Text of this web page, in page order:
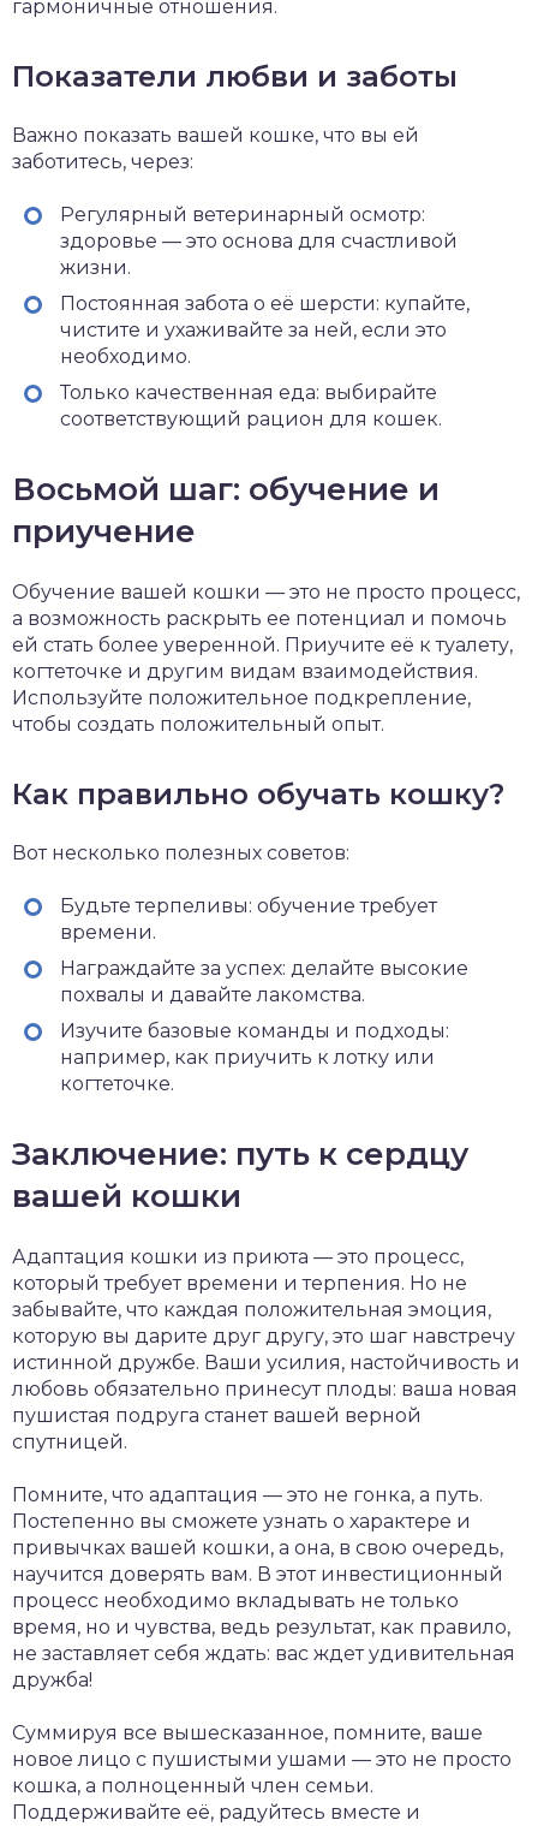
гармоничные отношения.
Показатели любви и заботы
Важно показать вашей кошке, что вы ей
заботитесь, через:
Регулярный ветеринарный осмотр:
здоровье — это основа для счастливой
жизни.
Постоянная забота о её шерсти: купайте,
чистите и ухаживайте за ней, если это
необходимо.
Только качественная еда: выбирайте
соответствующий рацион для кошек.
Восьмой шаг: обучение и
приучение
Обучение вашей кошки — это не просто процесс,
а возможность раскрыть ее потенциал и помочь
ей стать более уверенной. Приучите её к туалету,
когтеточке и другим видам взаимодействия.
Используйте положительное подкрепление,
чтобы создать положительный опыт.
Как правильно обучать кошку?
Вот несколько полезных советов:
Будьте терпеливы: обучение требует
времени.
Награждайте за успех: делайте высокие
похвалы и давайте лакомства.
Изучите базовые команды и подходы:
например, как приучить к лотку или
когтеточке.
Заключение: путь к сердцу
вашей кошки
Адаптация кошки из приюта — это процесс,
который требует времени и терпения. Но не
забывайте, что каждая положительная эмоция,
которую вы дарите друг другу, это шаг навстречу
истинной дружбе. Ваши усилия, настойчивость и
любовь обязательно принесут плоды: ваша новая
пушистая подруга станет вашей верной
спутницей.
Помните, что адаптация — это не гонка, а путь.
Постепенно вы сможете узнать о характере и
привычках вашей кошки, а она, в свою очередь,
научится доверять вам. В этот инвестиционный
процесс необходимо вкладывать не только
время, но и чувства, ведь результат, как правило,
не заставляет себя ждать: вас ждет удивительная
дружба!
Суммируя все вышесказанное, помните, ваше
новое лицо с пушистыми ушами — это не просто
кошка, а полноценный член семьи.
Поддерживайте её, радуйтесь вместе и